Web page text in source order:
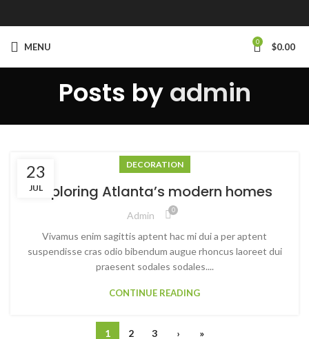
MENU 0 $0.00
Posts byadmin
23
JUL
DECORATION
Exploring Atlanta’s modern homes
Admin 0
Vivamus enim sagittis aptent hac mi dui a per aptent
suspendisse cras odio bibendum augue rhoncus laoreet dui
praesent sodales sodales....
CONTINUE READING
1 2 3 › »